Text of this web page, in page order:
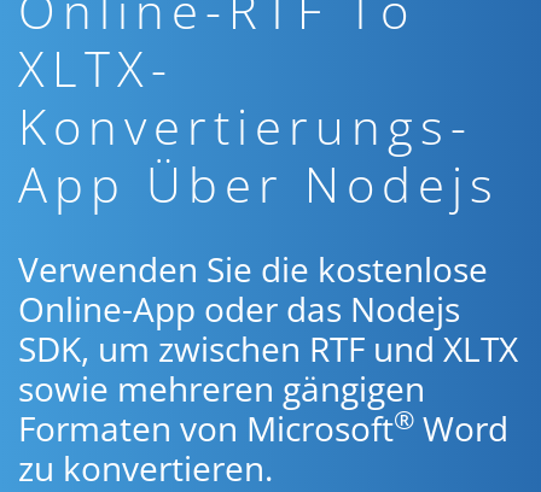
XLTX-
Konvertierungs-
App Über Nodejs
Verwenden Sie die kostenlose
Online-App oder das Nodejs
SDK, um zwischen RTF und XLTX
sowie mehreren gängigen
Formaten von Microsoft® Word
zu konvertieren.